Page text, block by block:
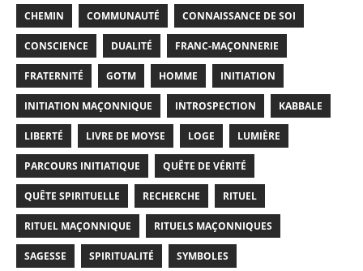
CHEMIN COMMUNAUTÉ CONNAISSANCE DE SOI
CONSCIENCE DUALITÉ FRANC-MAÇONNERIE
FRATERNITÉ GOTM HOMME INITIATION
INITIATION MAÇONNIQUE INTROSPECTION KABBALE
LIBERTÉ LIVRE DE MOYSE LOGE LUMIÈRE
PARCOURS INITIATIQUE QUÊTE DE VÉRITÉ
QUÊTE SPIRITUELLE RECHERCHE RITUEL
RITUEL MAÇONNIQUE RITUELS MAÇONNIQUES
SAGESSE SPIRITUALITÉ SYMBOLES